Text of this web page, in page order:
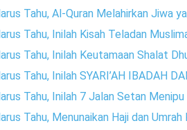
Tahu, Al-Quran Melahirkan Jiwa
Tahu, Inilah Kisah Teladan
Tahu, Inilah Keutamaan Shalat
Tahu, Inilah SYARI’AH IBADAH
Tahu, Inilah 7 Jalan Setan Menipu
Tahu, Menunaikan Haji dan